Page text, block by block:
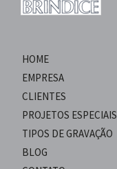
HOME
EMPRESA
CLIENTES
PROJETOS ESPECIAIS
TIPOS DE GRAVAÇÃO
BLOG